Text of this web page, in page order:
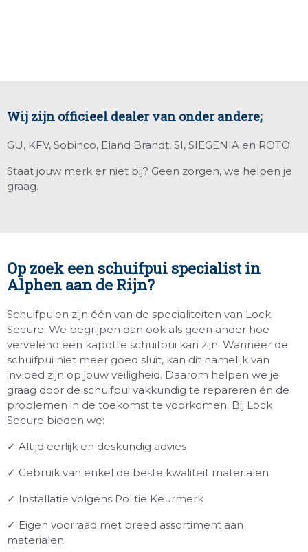
Wij zijn officieel dealer van onder andere;
GU, KFV, Sobinco, Eland Brandt, SI, SIEGENIA en ROTO.
Staat jouw merk er niet bij? Geen zorgen, we helpen je
graag.
Op zoek een schuifpui specialist in
Alphen aan de Rijn?
Schuifpuien zijn één van de specialiteiten van Lock
Secure. We begrijpen dan ook als geen ander hoe
vervelend een kapotte schuifpui kan zijn. Wanneer de
schuifpui niet meer goed sluit, kan dit namelijk van
invloed zijn op jouw veiligheid. Daarom helpen we je
graag door de schuifpui vakkundig te repareren én de
problemen in de toekomst te voorkomen. Bij Lock
Secure bieden we:
✓ Altijd eerlijk en deskundig advies
✓ Gebruik van enkel de beste kwaliteit materialen
✓ Installatie volgens Politie Keurmerk
✓ Eigen voorraad met breed assortiment aan
materialen